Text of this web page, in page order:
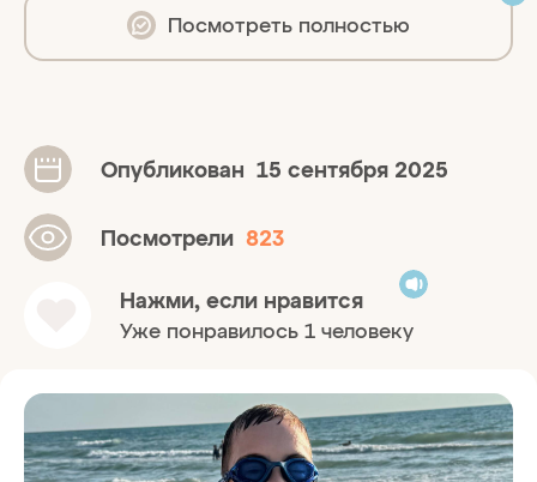
Посмотреть полностью
Опубликован 15 сентября 2025
Посмотрели 823
Нажми, если нравится
Уже понравилось 1 человеку